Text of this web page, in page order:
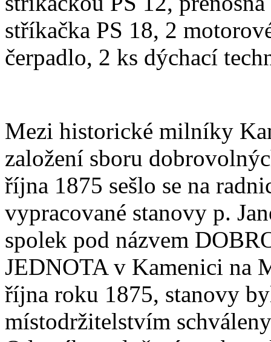
stříkačka PS 18, 2
čerpadlo, 2 ks dýchací
Mezi historické milníky
založení sboru
října 1875 sešlo se na
vypracované stanovy p.
spolek pod názvem
JEDNOTA v Kamenici na
října roku 1875, stanovy
místodržitelstvím